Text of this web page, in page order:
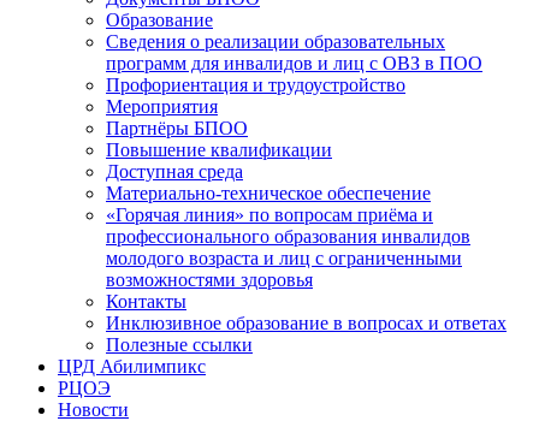
Образование
Сведения о реализации образовательных
программ для инвалидов и лиц с ОВЗ в ПОО
Профориентация и трудоустройство
Мероприятия
Партнёры БПОО
Повышение квалификации
Доступная среда
Материально-техническое обеспечение
«Горячая линия» по вопросам приёма и
профессионального образования инвалидов
молодого возраста и лиц с ограниченными
возможностями здоровья
Контакты
Инклюзивное образование в вопросах и ответах
Полезные ссылки
ЦРД Абилимпикс
РЦОЭ
Новости